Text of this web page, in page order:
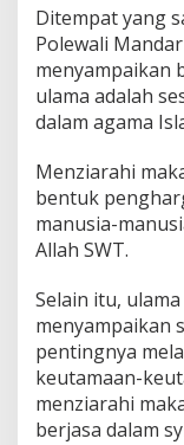
Ditempat yang
Polewali
menyampaikan
ulama adalah
dalam agama
Menziarahi
bentuk
manusia-
Allah SWT.
Selain itu,
menyampaikan
pentingnya
keutamaan-
menziarahi
berjasa dalam